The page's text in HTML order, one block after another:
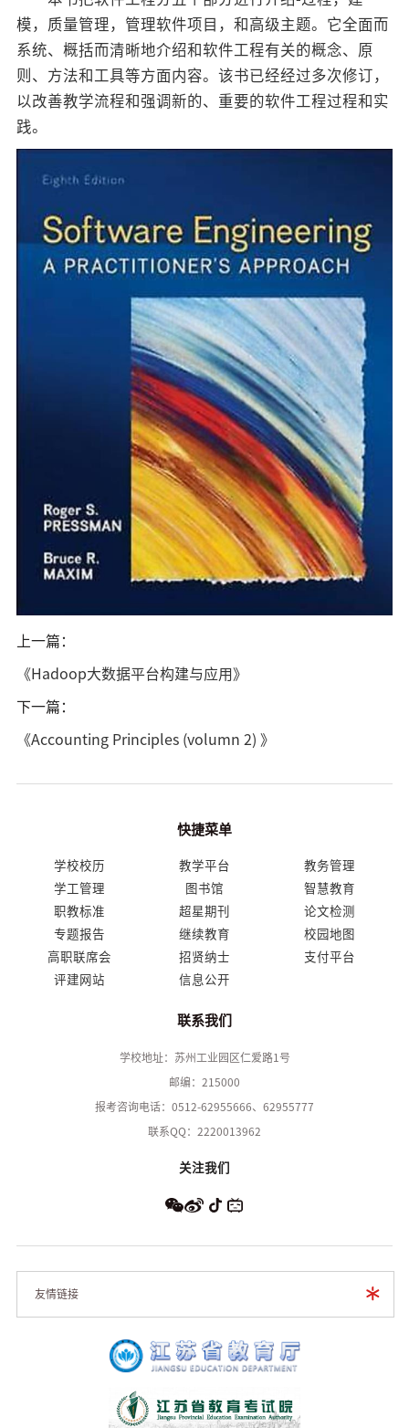
模，质量管理，管理软件项目，和高级主题。它全面而
系统、概括而清晰地介绍和软件工程有关的概念、原
则、方法和工具等方面内容。该书已经经过多次修订，
以改善教学流程和强调新的、重要的软件工程过程和实
践。
上一篇：
《Hadoop大数据平台构建与应用》
下一篇：
《Accounting Principles (volumn 2) 》
快捷菜单
学校校历 教学平台
教务管理
学工管理
图书馆
智慧教育
职教标准
超星期刊
论文检测
专题报告
继续教育
校园地图
高职联席会
招贤纳士
支付平台
评建网站
信息公开
联系我们
学校地址：苏州工业园区仁爱路1号
邮编：215000
报考咨询电话：0512-62955666、62955777
联系QQ：2220013962
关注我们
友情链接